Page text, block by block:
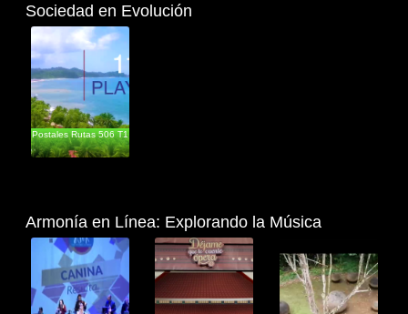
Sociedad en Evolución
Documentales
Postales Rutas 506 T1
Armonía en Línea: Explorando la Música
Entretenimiento Documentales